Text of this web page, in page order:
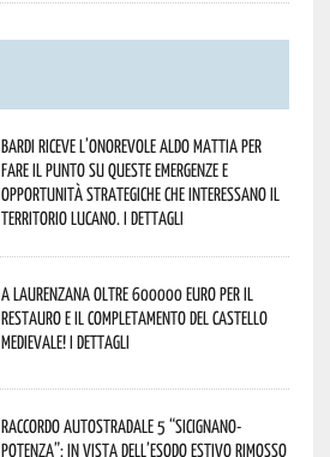
Bardi riceve l’onorevole Aldo Mattia per
fare il punto su queste emergenze e
opportunità strategiche che interessano il
territorio lucano. I dettagli
A Laurenzana oltre 600000 euro per il
restauro e il completamento del Castello
Medievale! I dettagli
Raccordo Autostradale 5 “Sicignano-
Potenza”: in vista dell’esodo estivo rimosso